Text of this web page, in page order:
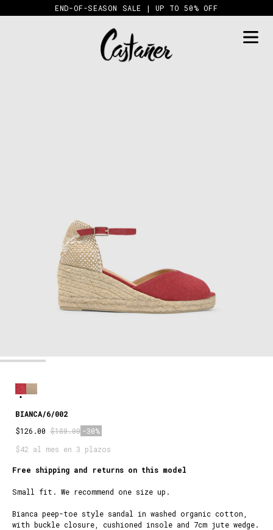
to
END-OF-SEASON SALE | UP TO 50% OFF
BIANCA/6/002
$126.00 $180.00 -30%
$42 al mes en 3 plazos
CARMINE
RED
Free shipping and returns on this model
Small fit. We recommend one size up.
Bianca peep-toe style sandal in washed organic cotton,
with buckle closure, cushioned insole and 7cm jute wedge.